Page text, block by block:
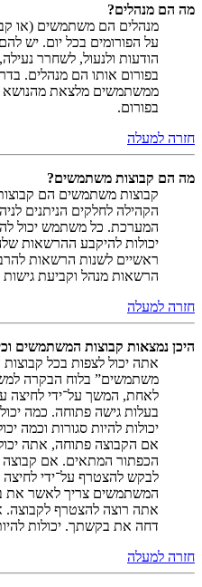
מה הם מנהלים?
מנהלים הם משתמשים (או
על הפורומים בכל יום. יש
הודעות ולנעול, לשחרר
בפורום אותו הם מנהלים.
ממשתמשים מלצאת מהנושא
בפורום.
חזרה למעלה
מה הם קבוצות משתמשים?
קבוצות משתמשים הם
הקהילה לחלקים הניתנים
המערכת. כל משתמש יכול
יכולות להיקבע ההרשאות
ראשיים לשנות הרשאות
הרשאות מנהל וקביעת
חזרה למעלה
היכן נמצאות קבוצות המשתמשים
אתה יכול לצפות בכל
משתמשים” בלוח הבקרה
לאחת, המשך על־ידי לחיצה
בעלות גישה פתוחה. כמה
יכולות להיות סגורות וכמה
אם הקבוצה פתוחה, אתה
הכפתור המתאים. אם קבוצה
לבקש להצטרף על־ידי
המשתמשים צריך לאשר את
אתה רוצה להצטרף
דחה את בקשתך. יכולות
חזרה למעלה